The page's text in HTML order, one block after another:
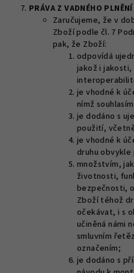
PRÁVA Z VADNÉHO PLNĚNÍ
Zaručujeme, že v
Zboží podle čl. 7
pak, že Zboží:
odpovídá
jakož i
je vhodné k
nímž
je dodáno s
použití,
je vhodné k
druhu obvykle
množstvím,
životnosti,
bezpečnosti,
Zboží téhož
očekávat, i s
učiněná námi
smluvním
označením;
je dodáno s